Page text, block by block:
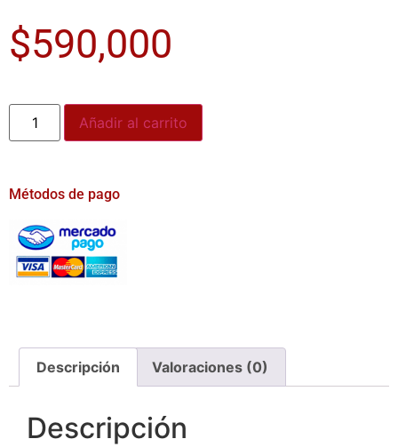
$590,000
Añadir al carrito
Métodos de pago
Descripción Valoraciones (0)
Descripción